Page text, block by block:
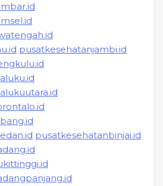
pusatkesehatanjambi.id
pusatkesehatanbinjai.id